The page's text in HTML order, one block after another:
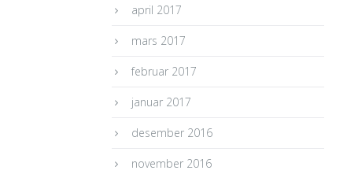
april 2017
mars 2017
februar 2017
januar 2017
desember 2016
november 2016